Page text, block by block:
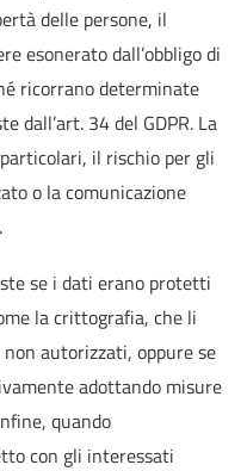
delle persone, il
esonerato dall’obbligo di
ricorrano determinate
dall’art. 34 del GDPR. La
il rischio per gli
o la comunicazione
se i dati erano protetti
la crittografia, che li
autorizzati, oppure se
adottando misure
quando
con gli interessati